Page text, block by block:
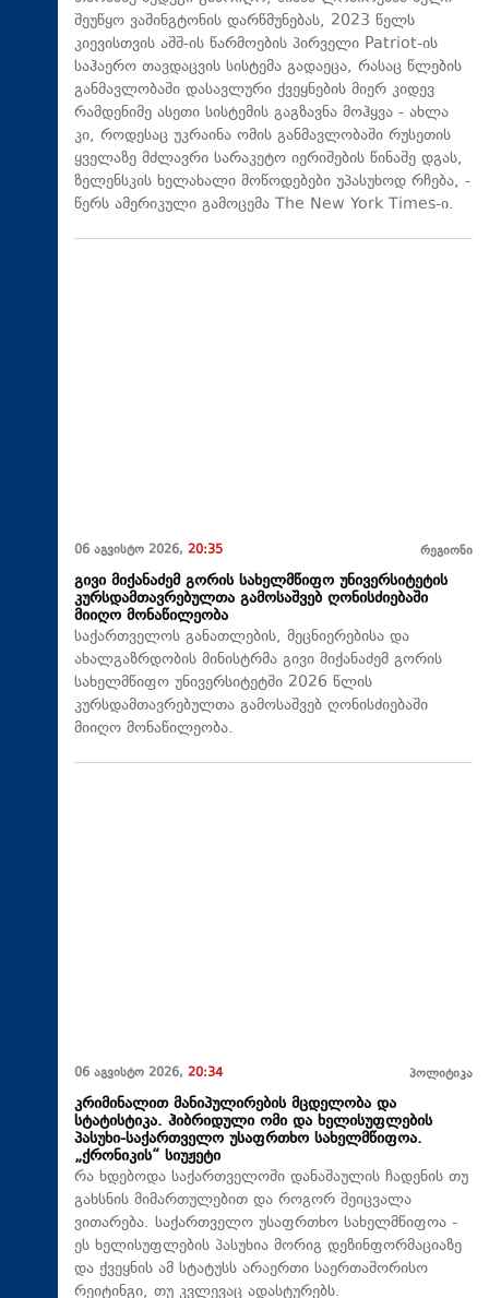
შეუწყო ვაშინგტონის დარწმუნებას, 2023 წელს
კიევისთვის აშშ-ის წარმოების პირველი Patriot-ის
საჰაერო თავდაცვის სისტემა გადაეცა, რასაც წლების
განმავლობაში დასავლური ქვეყნების მიერ კიდევ
რამდენიმე ასეთი სისტემის გაგზავნა მოჰყვა - ახლა
კი, როდესაც უკრაინა ომის განმავლობაში რუსეთის
ყველაზე მძლავრი სარაკეტო იერიშების წინაშე დგას,
ზელენსკის ხელახალი მოწოდებები უპასუხოდ რჩება, -
წერს ამერიკული გამოცემა The New York Times-ი.
06 აგვისტო 2026, 20:35 რეგიონი
გივი მიქანაძემ გორის სახელმწიფო უნივერსიტეტის
კურსდამთავრებულთა გამოსაშვებ ღონისძიებაში
მიიღო მონაწილეობა
საქართველოს განათლების, მეცნიერებისა და
ახალგაზრდობის მინისტრმა გივი მიქანაძემ გორის
სახელმწიფო უნივერსიტეტში 2026 წლის
კურსდამთავრებულთა გამოსაშვებ ღონისძიებაში
მიიღო მონაწილეობა.
06 აგვისტო 2026, 20:34 პოლიტიკა
კრიმინალით მანიპულირების მცდელობა და
სტატისტიკა. ჰიბრიდული ომი და ხელისუფლების
პასუხი-საქართველო უსაფრთხო სახელმწიფოა.
„ქრონიკის“ სიუჟეტი
რა ხდებოდა საქართველოში დანაშაულის ჩადენის თუ
გახსნის მიმართულებით და როგორ შეიცვალა
ვითარება. საქართველო უსაფრთხო სახელმწიფოა -
ეს ხელისუფლების პასუხია მორიგ დეზინფორმაციაზე
და ქვეყნის ამ სტატუსს არაერთი საერთაშორისო
რეიტინგი, თუ კვლევაც ადასტურებს.